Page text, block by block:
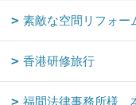
素敵な空間リフォー
香港研修旅行
福間法律事務所様